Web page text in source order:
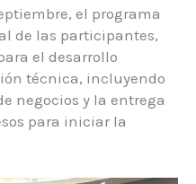
el programa
de las participantes,
el desarrollo
técnica, incluyendo
negocios y la entrega
para iniciar la